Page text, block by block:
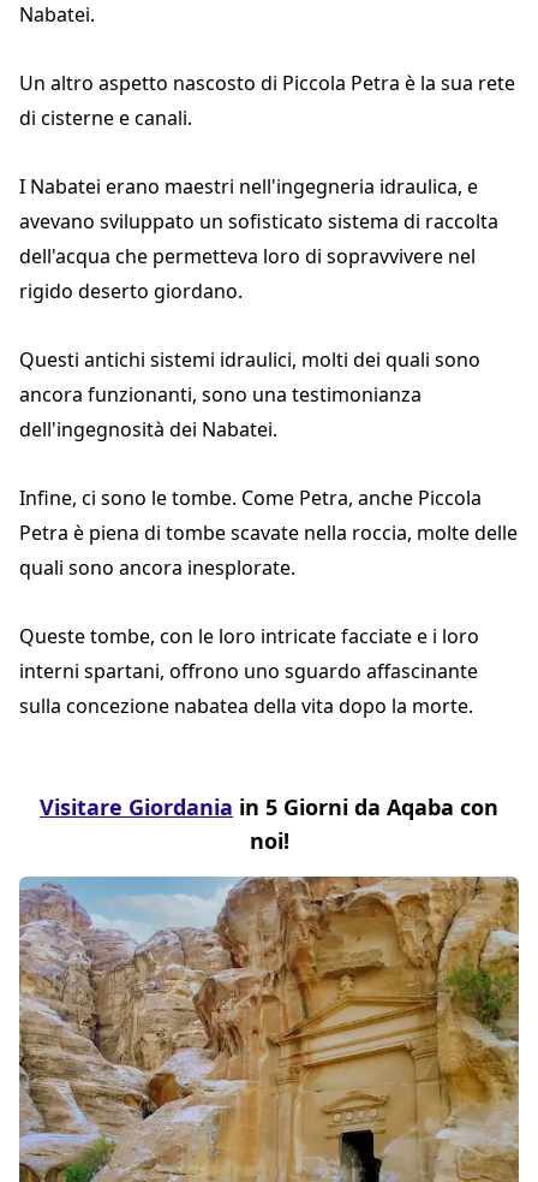
Nabatei.
Un altro aspetto nascosto di Piccola Petra è la sua rete
di cisterne e canali.
I Nabatei erano maestri nell'ingegneria idraulica, e
avevano sviluppato un sofisticato sistema di raccolta
dell'acqua che permetteva loro di sopravvivere nel
rigido deserto giordano.
Questi antichi sistemi idraulici, molti dei quali sono
ancora funzionanti, sono una testimonianza
dell'ingegnosità dei Nabatei.
Infine, ci sono le tombe. Come Petra, anche Piccola
Petra è piena di tombe scavate nella roccia, molte delle
quali sono ancora inesplorate.
Queste tombe, con le loro intricate facciate e i loro
interni spartani, offrono uno sguardo affascinante
sulla concezione nabatea della vita dopo la morte.
Visitare Giordania in 5 Giorni da Aqaba con
noi!